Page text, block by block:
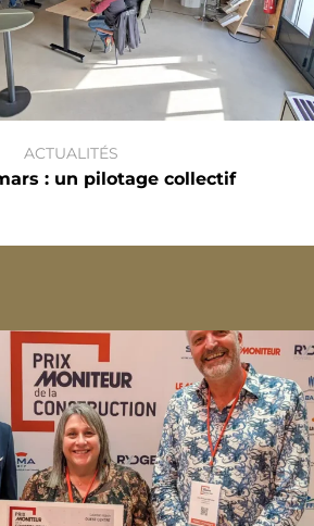
ACTUALITÉS
: un pilotage collectif